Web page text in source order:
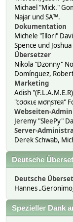
Michael "Mick."
Najar und SA™.
Dokumentation
Michele "Illori"
Spence und
Übersetzer
Nikola "Dzonny"
Domínguez,
Marketing
Adish
"cσσкιє мσηѕтєя"
Webseiten-
Jeremy "SleePy"
Server-
Derek Schwab,
Deutsche
Deutsche
Hannes
Spezieller Dank